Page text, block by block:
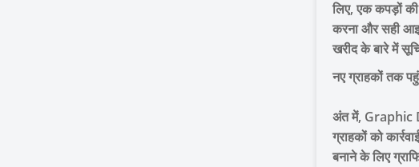
लिए, एक कपड़ों
करना और सही
खरीद के बारे में
नए ग्राहकों तक
अंत में, Graphic
ग्राहकों को
बनाने के लिए